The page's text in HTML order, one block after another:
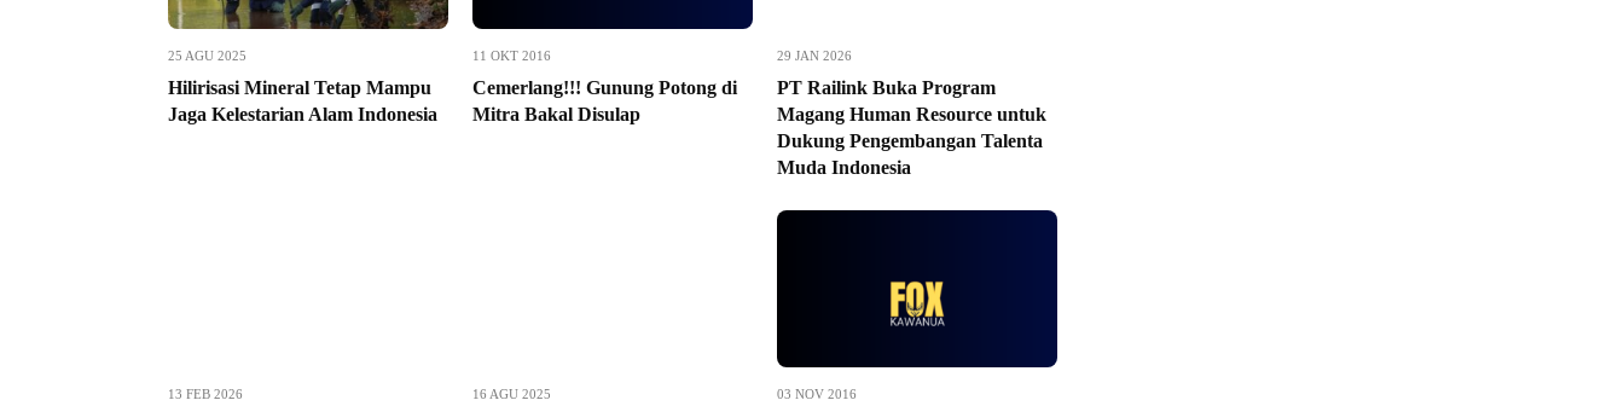
25 AGU 2025
Hilirisasi Mineral Tetap Mampu
Jaga Kelestarian Alam Indonesia
11 OKT 2016
Cemerlang!!! Gunung Potong di
Mitra Bakal Disulap
29 JAN 2026
PT Railink Buka Program
Magang Human Resource untuk
Dukung Pengembangan Talenta
Muda Indonesia
13 FEB 2026 16 AGU 2025 03 NOV 2016